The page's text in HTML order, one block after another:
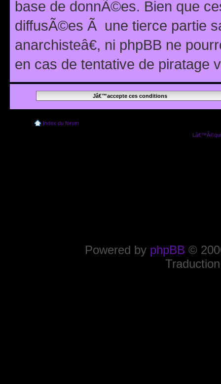
base de donnÃ©es. Bien que
diffusÃ©es Ã une tierce partie
anarchisteâ€, ni phpBB ne
en cas de tentative de piratage
Index du forum
Powered by phpBB ©